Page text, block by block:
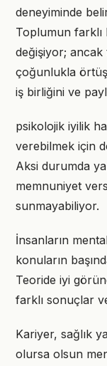
deneyiminde
Toplumun farklı
değişiyor;
çoğunlukla
iş birliğini ve
psikolojik iyilik
verebilmek için
Aksi durumda
memnuniyet
sunmayabiliyor.
İnsanların
konuların
Teoride iyi
farklı sonuçlar
Kariyer, sağlık
olursa olsun